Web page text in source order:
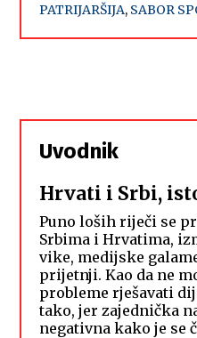
PATRIJARŠIJA, SABOR
Uvodnik
Hrvati i Srbi,
Puno loših riječi se
Srbima i Hrvatima,
vike, medijske
prijetnji. Kao da ne
probleme rješavati
tako, jer zajednička
negativna kako je se